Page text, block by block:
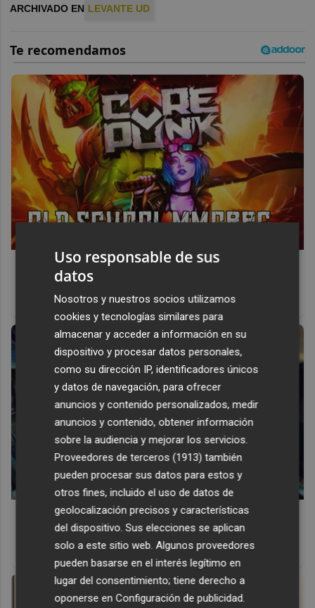
ARCHIVADO EN LEVANTE UD
Corepunk MMORPG
Un verdadero MMORPG de la vieja escuela ¡Cómo los de
antes, pero mejor!
Pasaportes que abren puertas
Los pasaportes más poderosos del mundo, ¿está el
Uso responsable de sus
datos
Nosotros y nuestros socios utilizamos
cookies y tecnologías similares para
almacenar y acceder a información en su
dispositivo y procesar datos personales,
como su dirección IP, identificadores únicos
y datos de navegación, para ofrecer
anuncios y contenido personalizados, medir
anuncios y contenido, obtener información
sobre la audiencia y mejorar los servicios.
Proveedores de terceros (1913) también
pueden procesar sus datos para estos y
otros fines, incluido el uso de datos de
geolocalización precisos y características
del dispositivo. Sus elecciones se aplican
solo a este sitio web. Algunos proveedores
pueden basarse en el interés legítimo en
lugar del consentimiento; tiene derecho a
oponerse enConfiguración de publicidad